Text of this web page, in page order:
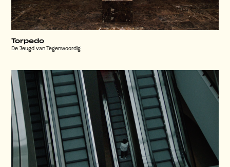
Torpedo
De Jeugd van Tegenwoordig